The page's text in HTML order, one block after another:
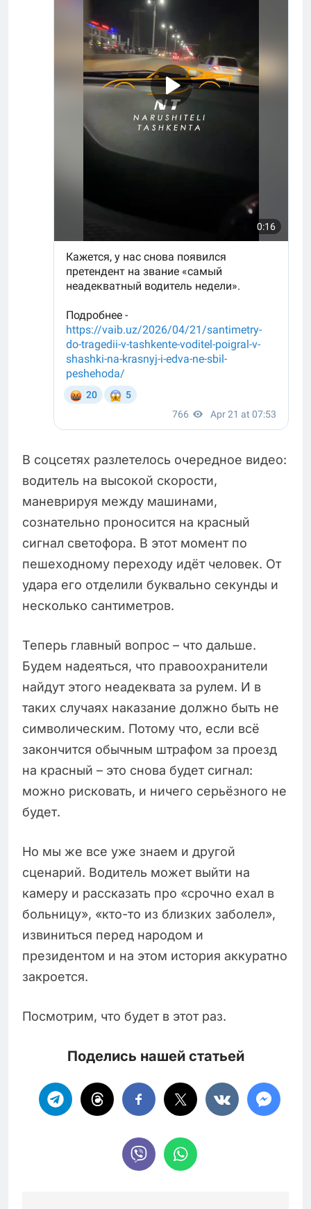
В соцсетях разлетелось очередное видео:
водитель на высокой скорости,
маневрируя между машинами,
сознательно проносится на красный
сигнал светофора. В этот момент по
пешеходному переходу идёт человек. От
удара его отделили буквально секунды и
несколько сантиметров.
Теперь главный вопрос – что дальше.
Будем надеяться, что правоохранители
найдут этого неадеквата за рулем. И в
таких случаях наказание должно быть не
символическим. Потому что, если всё
закончится обычным штрафом за проезд
на красный – это снова будет сигнал:
можно рисковать, и ничего серьёзного не
будет.
Но мы же все уже знаем и другой
сценарий. Водитель может выйти на
камеру и рассказать про «срочно ехал в
больницу», «кто-то из близких заболел»,
извиниться перед народом и
президентом и на этом история аккуратно
закроется.
Посмотрим, что будет в этот раз.
Поделись нашей статьей